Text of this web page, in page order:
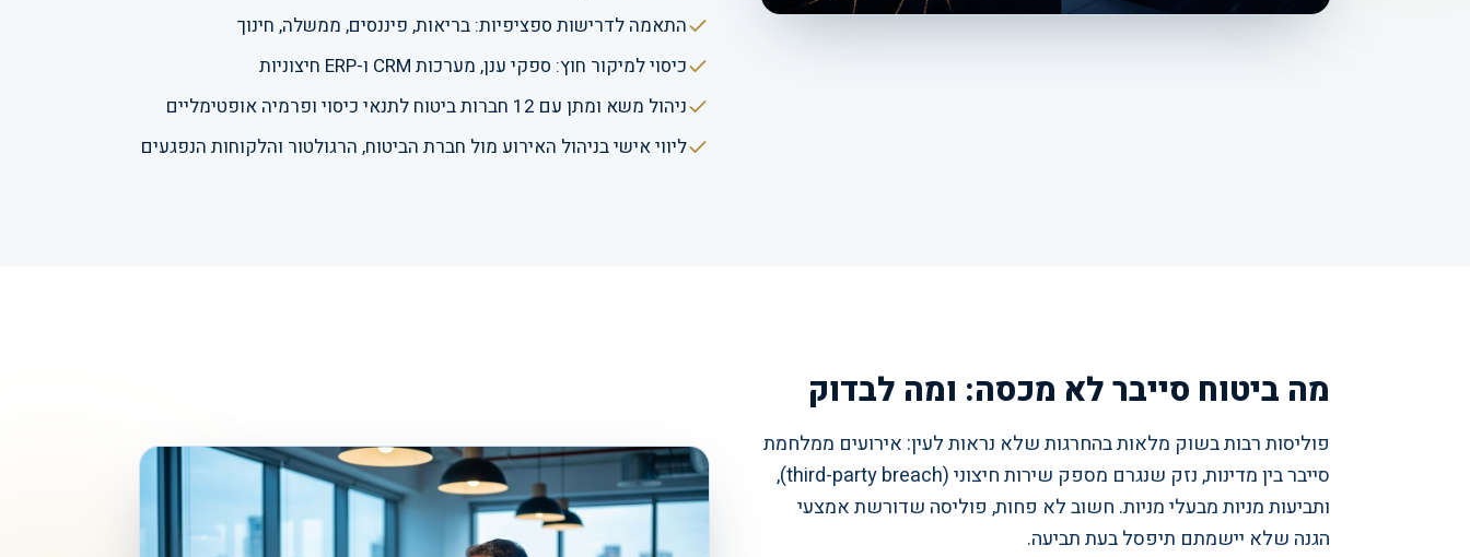
התאמה לדרישות ספציפיות: בריאות, פיננסים, ממשלה, חינוך
כיסוי למיקור חוץ: ספקי ענן, מערכות CRM ו-ERP חיצוניות
ניהול משא ומתן עם 12 חברות ביטוח לתנאי כיסוי ופרמיה אופטימליים
ליווי אישי בניהול האירוע מול חברת הביטוח, הרגולטור והלקוחות הנפגעים
מה ביטוח סייבר לא מכסה: ומה לבדוק
פוליסות רבות בשוק מלאות בהחרגות שלא נראות לעין: אירועים ממלחמת
סייבר בין מדינות, נזק שנגרם מספק שירות חיצוני (third-party breach),
ותביעות מניות מבעלי מניות. חשוב לא פחות, פוליסה שדורשת אמצעי
הגנה שלא יישמתם תיפסל בעת תביעה.